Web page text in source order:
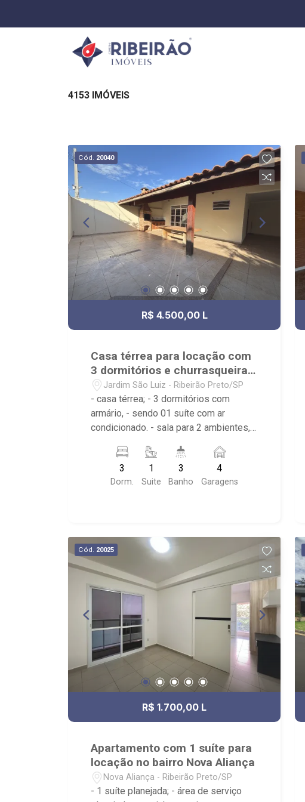
4153 IMÓVEIS
Cód. 20040
R$ 4.500,00 L
Casa térrea para locação com
3 dormitórios e churrasqueira
Jd. São Luiz
Jardim São Luiz - Ribeirão Preto/SP
- casa térrea; - 3 dormitórios com
armário, - sendo 01 suíte com ar
condicionado. - sala para 2 ambientes, -
cozinha planeja, - roupeiro, - área de
serviço, - garagem para 4 automóveis. -
varanda gourmet - quintal
3
Dorm.
1
Suite
3
Banho
4
Garagens
Cód. 20025
R$ 1.700,00 L
Apartamento com 1 suíte para
locação no bairro Nova Aliança
Nova Aliança - Ribeirão Preto/SP
- 1 suíte planejada; - área de serviço